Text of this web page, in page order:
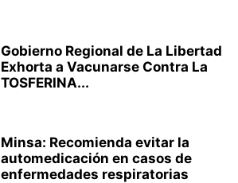
Gobierno Regional de La Libertad
Exhorta a Vacunarse Contra La
TOSFERINA...
Minsa: Recomienda evitar la
automedicación en casos de
enfermedades respiratorias